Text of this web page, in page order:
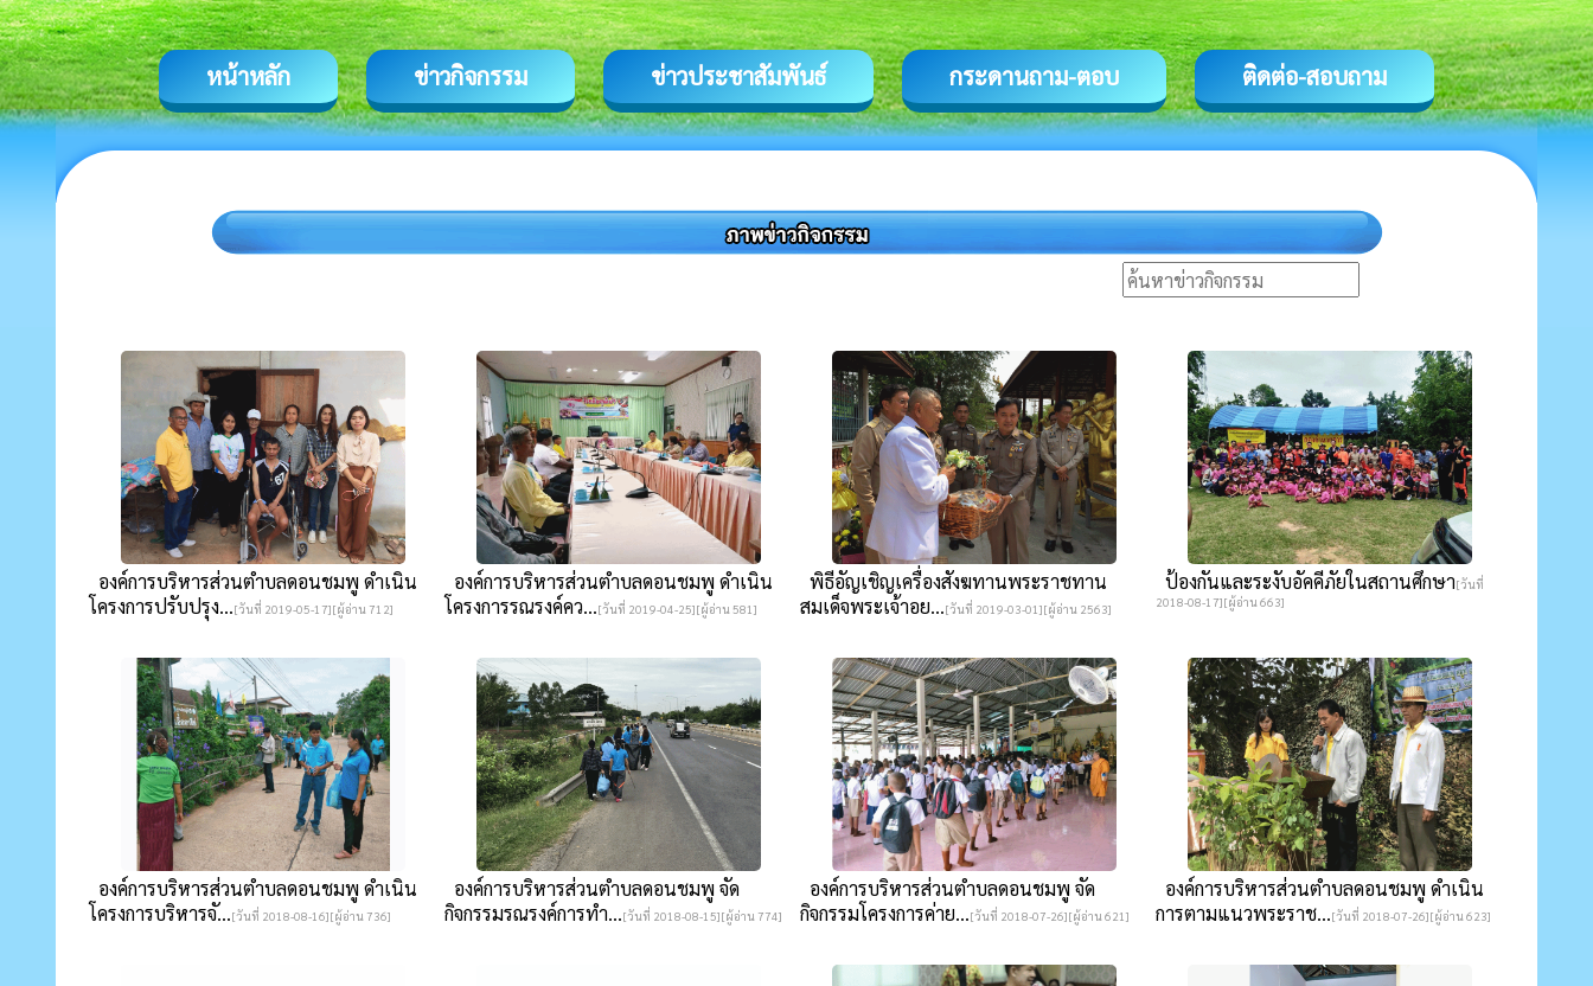
หน้าหลัก ข่าวกิจกรรม ข่าวประชาสัมพันธ์ กระดานถาม-ตอบ ติดต่อ-สอบถาม
องค์การบริหารส่วนตำบลดอนชมพู ดำเนิน
โครงการปรับปรุง...[วันที่ 2019-05-17][ผู้อ่าน 712]
องค์การบริหารส่วนตำบลดอนชมพู ดำเนิน
โครงการรณรงค์คว...[วันที่ 2019-04-25][ผู้อ่าน 581]
พิธีอัญเชิญเครื่องสังฆทานพระราชทาน
สมเด็จพระเจ้าอย...[วันที่ 2019-03-01][ผู้อ่าน 2563]
ป้องกันและระงับอัคคีภัยในสถานศึกษา[วันที่
2018-08-17][ผู้อ่าน 663]
องค์การบริหารส่วนตำบลดอนชมพู ดำเนิน
โครงการบริหารจั...[วันที่ 2018-08-16][ผู้อ่าน 736]
องค์การบริหารส่วนตำบลดอนชมพู จัด
กิจกรรมรณรงค์การทำ...[วันที่ 2018-08-15][ผู้อ่าน 774]
องค์การบริหารส่วนตำบลดอนชมพู จัด
กิจกรรมโครงการค่าย...[วันที่ 2018-07-26][ผู้อ่าน 621]
องค์การบริหารส่วนตำบลดอนชมพู ดำเนิน
การตามแนวพระราช...[วันที่ 2018-07-26][ผู้อ่าน 623]